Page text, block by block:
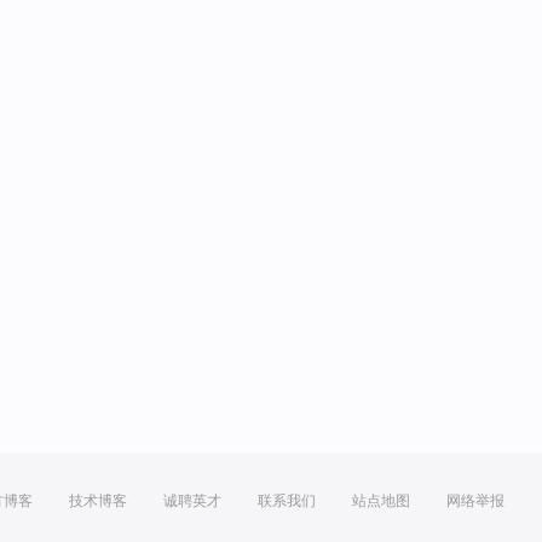
博客 技术博客 诚聘英才 联系我们 站点地图 网络举报